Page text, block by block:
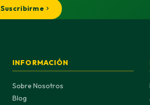
Suscribirme
INFORMACIÓN
Sobre Nosotros
Blog